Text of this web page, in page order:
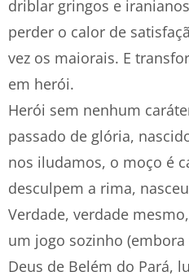
driblar gringos e
perder o calor de
vez os maiorais. E
em herói.
Herói sem nenhum
passado de glória,
nos iludamos, o moço é
desculpem a rima,
Verdade, verdade
um jogo sozinho (embora
Deus de Belém do Pará,